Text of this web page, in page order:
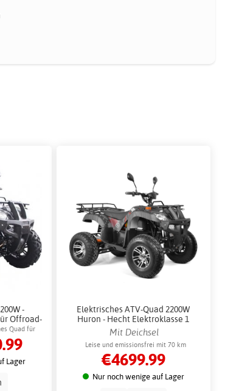
-
Offroad-
Quad für
Lager
Elektrisches ATV-Quad 2200W
Huron - Hecht Elektroklasse 1
Mit Deichsel
Leise und emissionsfrei mit 70 km
Reichweite
€4699.99
Nur noch wenige auf Lager